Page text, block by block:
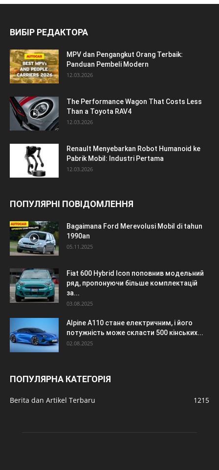
ВИБІР РЕДАКТОРА
MPV dan Pengangkut Orang Terbaik:
Panduan Pembeli Modern
12.03.2026
The Performance Wagon That Costs Less
Than a Toyota RAV4
12.03.2026
Renault Menyebarkan Robot Humanoid ke
Pabrik Mobil: Industri Pertama
12.03.2026
ПОПУЛЯРНІ ПОВІДОМЛЕННЯ
Bagaimana Ford Merevolusi Mobil di tahun
1990an
05.11.2025
Fiat 600 Hybrid Icon поповнив модельний
ряд, пропонуючи більше комплектацій
за...
03.08.2025
Alpine A110 стане електричним, і його
потужність може скласти 500 кінських...
02.08.2025
ПОПУЛЯРНА КАТЕГОРІЯ
Berita dan Artikel Terbaru 1215